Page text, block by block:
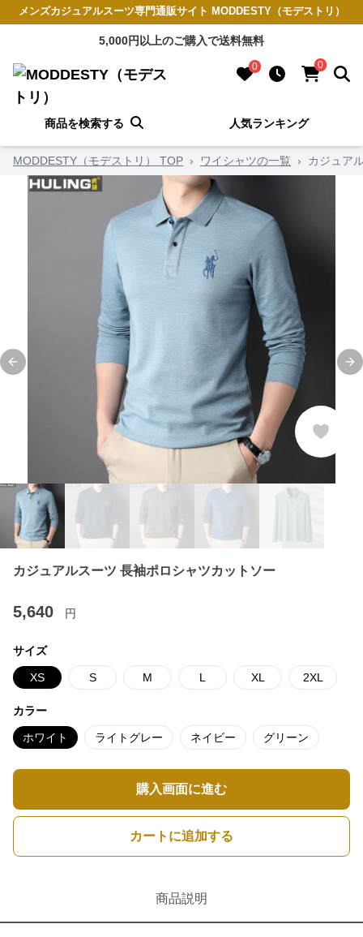
メンズカジュアルスーツ専門通販サイト MODDESTY（モデストリ）
5,000円以上のご購入で送料無料
0 0
商品を検索する 人気ランキング
MODDESTY（モデストリ） TOP › ワイシャツの一覧 › カジュア
Previous slide
カジュアルスーツ 長袖ポロシャツカットソー
5,640 円
サイズ
XS S M L XL 2XL
カラー
ホワイト ライトグレー ネイビー グリーン
購入画面に進む
カートに追加する
商品説明